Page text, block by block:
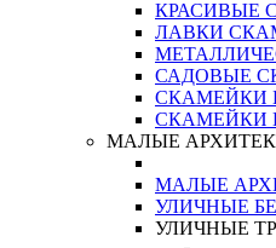
КРАСИВЫЕ
ЛАВКИ
САДОВЫЕ
СКАМЕЙКИ
СКАМЕЙКИ
МАЛЫЕ
МАЛЫЕ
УЛИЧНЫЕ
УЛИЧНЫЕ